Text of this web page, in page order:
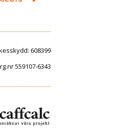
608399
559107-6343